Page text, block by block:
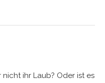
ihr Laub? Oder ist es